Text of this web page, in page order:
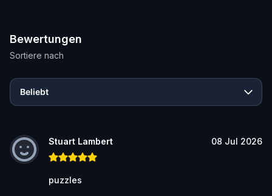
Bewertungen
Sortiere nach
Beliebt
Stuart Lambert 08 Jul 2026
puzzles